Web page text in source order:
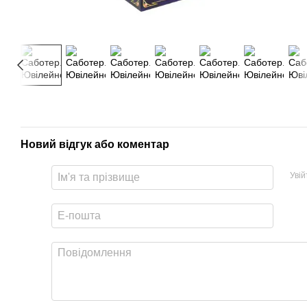
Новий відгук або коментар